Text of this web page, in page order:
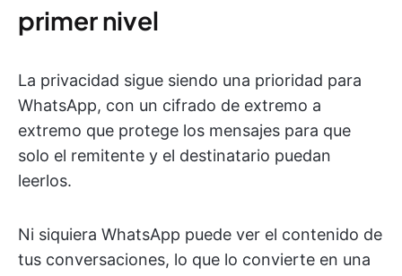
primer nivel
La privacidad sigue siendo una prioridad para
WhatsApp, con un cifrado de extremo a
extremo que protege los mensajes para que
solo el remitente y el destinatario puedan
leerlos.
Ni siquiera WhatsApp puede ver el contenido de
tus conversaciones, lo que lo convierte en una